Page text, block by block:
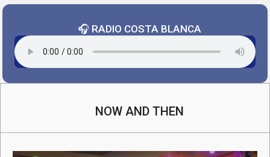
🎧 RADIO COSTA BLANCA
NOW AND THEN